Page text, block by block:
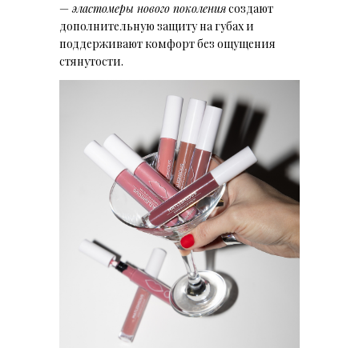
—эластомеры нового поколениясоздают
дополнительную защиту на губах и
поддерживают комфорт без ощущения
стянутости.